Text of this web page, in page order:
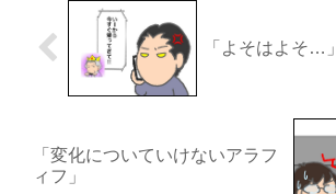
「よそはよそ…」
「変化についていけないアラフ
ィフ」